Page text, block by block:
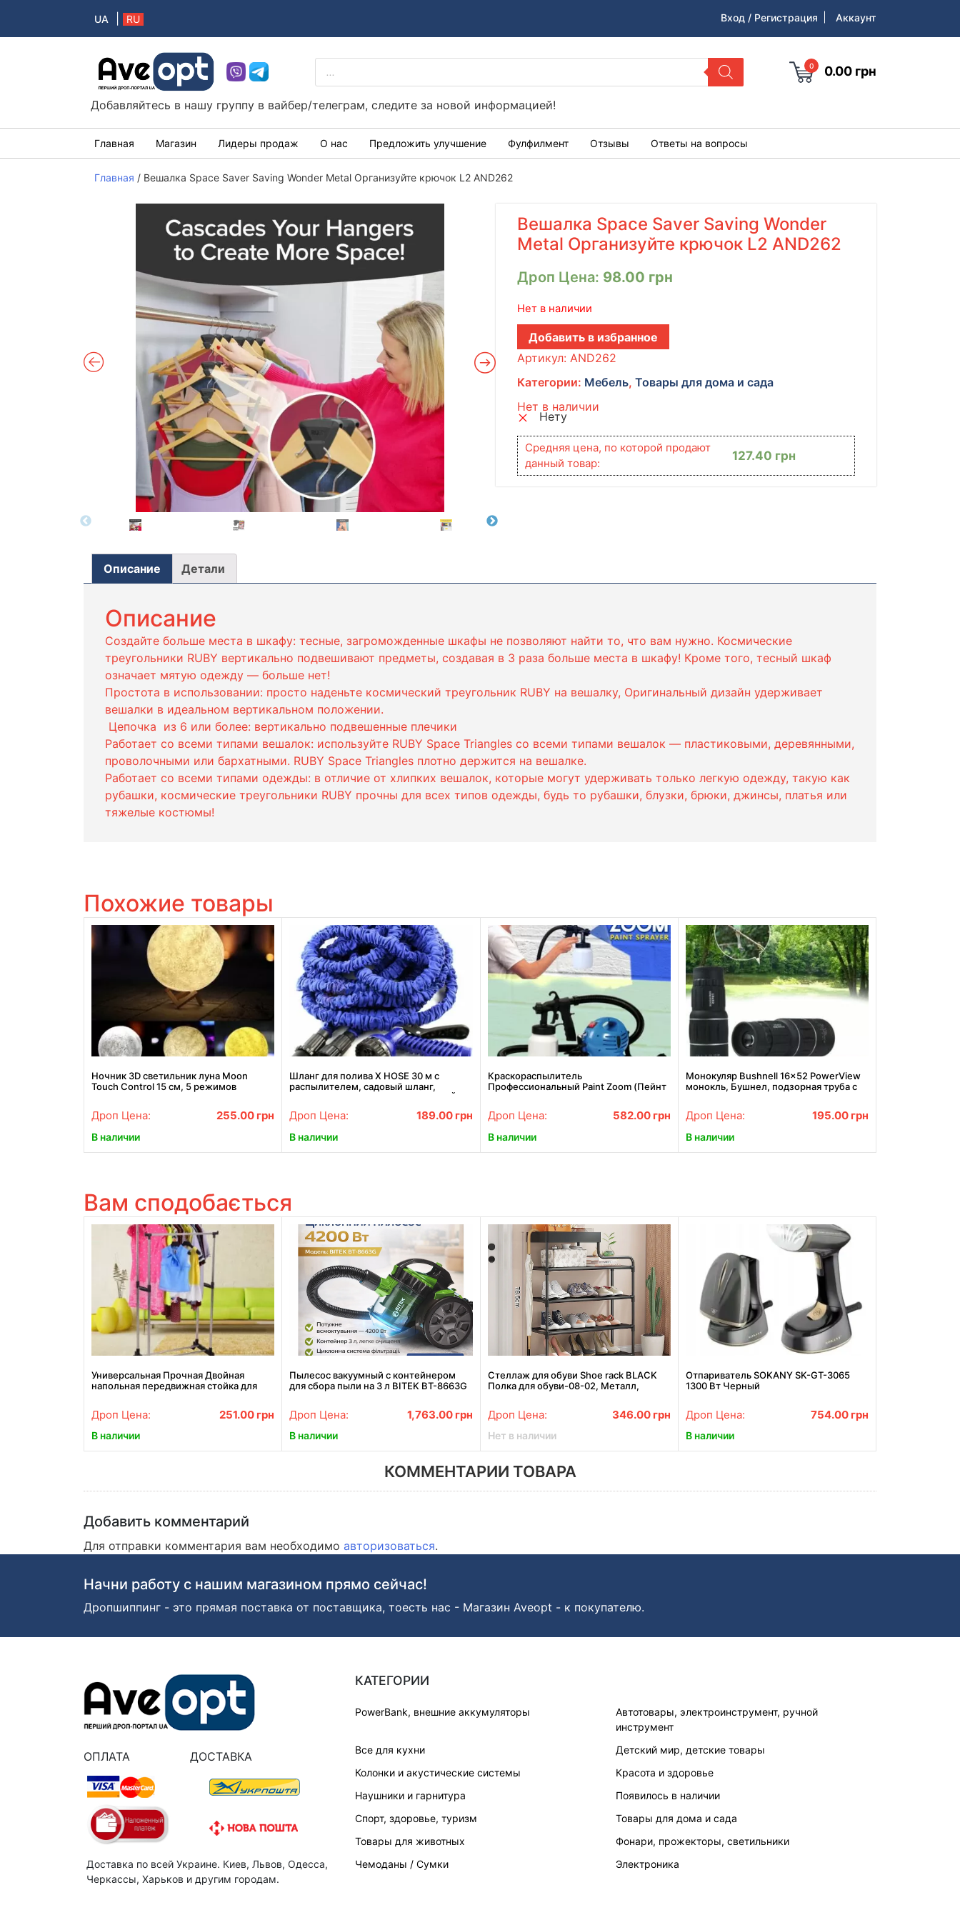
UA RU Вход / Регистрация Аккаунт
Aveopt – оптова дропшипінг платформа в Україні
ПОИСК
ТОВАРОВ
0 0.00 грн
Добавляйтесь в нашу группу в вайбер/телеграм, следите за новой информацией!
Главная Магазин Лидеры продаж О нас Предложить улучшение Фулфилмент Отзывы Ответы на вопросы
Главная / Вешалка Space Saver Saving Wonder Metal Организуйте крючок L2 AND262
Вешалка Space Saver Saving Wonder
Metal Организуйте крючок L2 AND262
Дроп Цена: 98.00 грн
Нет в наличии
Добавить в избранное
Артикул:AND262
Категории: Мебель,Товары для дома и сада
Нет в наличии
Нету
Средняя цена, по которой продают
данный товар:
127.40 грн
Описание Детали
Описание
Создайте больше места в шкафу: тесные, загроможденные шкафы не позволяют найти то, что вам нужно. Космические
треугольники RUBY вертикально подвешивают предметы, создавая в 3 раза больше места в шкафу! Кроме того, тесный шкаф
означает мятую одежду — больше нет!
Простота в использовании: просто наденьте космический треугольник RUBY на вешалку, Оригинальный дизайн удерживает
вешалки в идеальном вертикальном положении.
Цепочка из 6 или более: вертикально подвешенные плечики
Работает со всеми типами вешалок: используйте RUBY Space Triangles со всеми типами вешалок — пластиковыми, деревянными,
проволочными или бархатными. RUBY Space Triangles плотно держится на вешалке.
Работает со всеми типами одежды: в отличие от хлипких вешалок, которые могут удерживать только легкую одежду, такую как
рубашки, космические треугольники RUBY прочны для всех типов одежды, будь то рубашки, блузки, брюки, джинсы, платья или
тяжелые костюмы!
Похожие товары
Ночник 3D светильник луна Moon
Touch Control 15 см, 5 режимов
Дроп Цена: 255.00 грн
В наличии
Шланг для полива X HOSE 30 м с
распылителем, садовый шланг,
поливочный шланг для сада СИНИЙ
Дроп Цена: 189.00 грн
В наличии
Краскораспылитель
Профессиональный Paint Zoom (Пейнт
Дроп Цена: 582.00 грн
В наличии
Монокуляр Bushnell 16×52 PowerView
монокль, Бушнел, подзорная труба с
Дроп Цена: 195.00 грн
В наличии
Вам сподобається
Универсальная Прочная Двойная
напольная передвижная стойка для
Дроп Цена: 251.00 грн
В наличии
Пылесос вакуумный с контейнером
для сбора пыли на 3 л BITEK BT-8663G
Дроп Цена: 1,763.00 грн
В наличии
Стеллаж для обуви Shoe rack BLACK
Полка для обуви-08-02, Металл,
Дроп Цена: 346.00 грн
Нет в наличии
Отпариватель SOKANY SK-GT-3065
1300 Вт Черный
Дроп Цена: 754.00 грн
В наличии
КОММЕНТАРИИ ТОВАРА
Добавить комментарий
Для отправки комментария вам необходимо авторизоваться.
Начни работу с нашим магазином прямо сейчас!
Дропшиппинг - это прямая поставка от поставщика, тоесть нас - Магазин Aveopt - к покупателю.
ОПЛАТА ДОСТАВКА
Доставка по всей Украине. Киев, Львов, Одесса,
Черкассы, Харьков и другим городам.
КАТЕГОРИИ
PowerBank, внешние аккумуляторы
Автотовары, электроинструмент, ручной
инструмент
Все для кухни
Детский мир, детские товары
Колонки и акустические системы
Красота и здоровье
Наушники и гарнитура
Появилось в наличии
Спорт, здоровье, туризм
Товары для дома и сада
Товары для животных
Фонари, прожекторы, светильники
Чемоданы / Сумки
Электроника